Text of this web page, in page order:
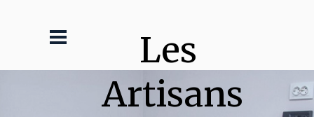
Les
Artisans